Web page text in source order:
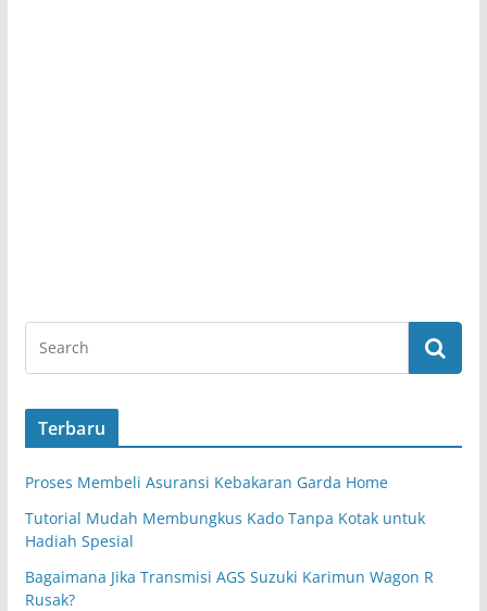
Terbaru
Proses Membeli Asuransi Kebakaran Garda Home
Tutorial Mudah Membungkus Kado Tanpa Kotak untuk
Hadiah Spesial
Bagaimana Jika Transmisi AGS Suzuki Karimun Wagon R
Rusak?